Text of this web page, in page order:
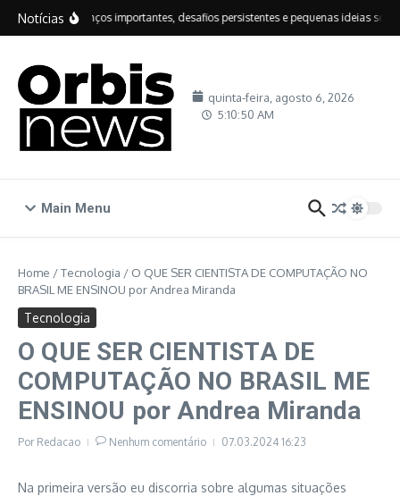
Ir para o conteúdo
Notícias
IDEB: avanços importantes, desafios persistentes e pequenas ideias sobre
quinta-feira, agosto 6, 2026
5:10:51 AM
Main Menu
Home /Tecnologia / O QUE SER CIENTISTA DE COMPUTAÇÃO NO
BRASIL ME ENSINOU por Andrea Miranda
Tecnologia
O QUE SER CIENTISTA DE
COMPUTAÇÃO NO BRASIL ME
ENSINOU por Andrea Miranda
Por Redacao Nenhum comentário 07.03.2024 16:23
Na primeira versão eu discorria sobre algumas situações